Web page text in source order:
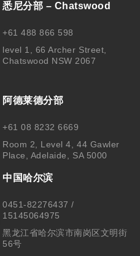
悉尼分部 – Chatswood
+61 488 866 598
level 1, 66 Archer Street,
Chatswood NSW 2067
阿德莱德分部
+61 08 8232 6669
Room 2, Level 4, 44 Gawler
Place, Adelaide, SA 5000
中国哈尔滨
0451-82276437 /
15145064975
黑龙江省哈尔滨市南岗区文明街
56号